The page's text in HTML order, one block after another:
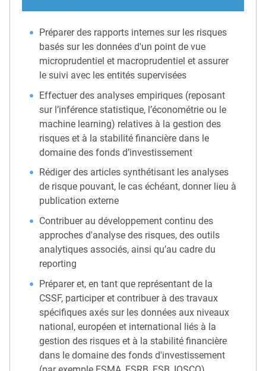
Préparer des rapports internes sur les risques
basés sur les données d'un point de vue
microprudentiel et macroprudentiel et assurer
le suivi avec les entités supervisées
Effectuer des analyses empiriques (reposant
sur l’inférence statistique, l’économétrie ou le
machine learning) relatives à la gestion des
risques et à la stabilité financière dans le
domaine des fonds d’investissement
Rédiger des articles synthétisant les analyses
de risque pouvant, le cas échéant, donner lieu à
publication externe
Contribuer au développement continu des
approches d'analyse des risques, des outils
analytiques associés, ainsi qu’au cadre du
reporting
Préparer et, en tant que représentant de la
CSSF, participer et contribuer à des travaux
spécifiques axés sur les données aux niveaux
national, européen et international liés à la
gestion des risques et à la stabilité financière
dans le domaine des fonds d'investissement